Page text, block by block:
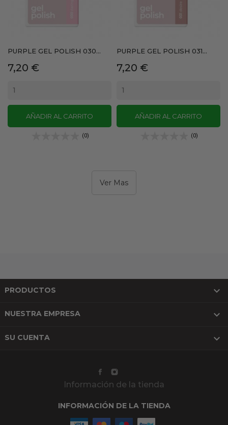
PURPLE GEL POLISH 030...
Precio
7,20 €
AÑADIR AL CARRITO
(0)
PURPLE GEL POLISH 031...
Precio
7,20 €
AÑADIR AL CARRITO
(0)
Ver Mas
PRODUCTOS 
NUESTRA EMPRESA 
SU CUENTA 
Información de la tienda
INFORMACIÓN DE LA TIENDA